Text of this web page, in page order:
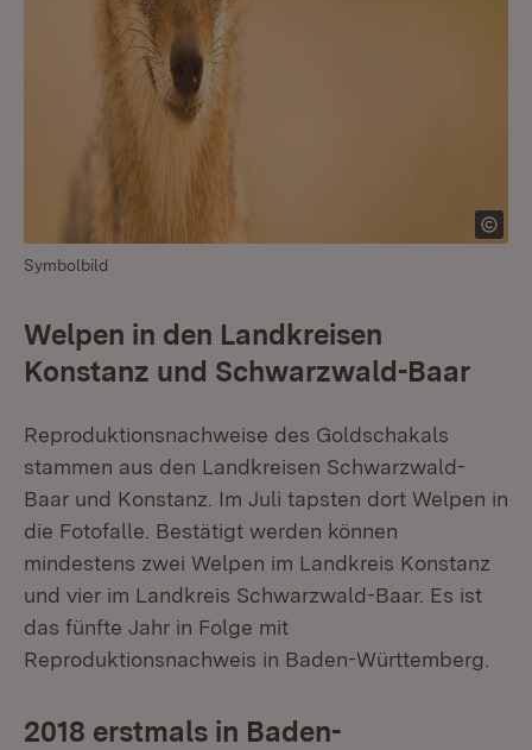
Symbolbild
Welpen in den Landkreisen
Konstanz und Schwarzwald-Baar
Reproduktionsnachweise des Goldschakals
stammen aus den Landkreisen Schwarzwald-
Baar und Konstanz. Im Juli tapsten dort Welpen in
die Fotofalle. Bestätigt werden können
mindestens zwei Welpen im Landkreis Konstanz
und vier im Landkreis Schwarzwald-Baar. Es ist
das fünfte Jahr in Folge mit
Reproduktionsnachweis in Baden-Württemberg.
2018 erstmals in Baden-